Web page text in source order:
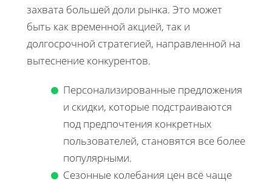
захвата большей доли рынка. Это может
быть как временной акцией, так и
долгосрочной стратегией, направленной на
вытеснение конкурентов.
Персонализированные предложения
и скидки, которые подстраиваются
под предпочтения конкретных
пользователей, становятся все более
популярными.
Сезонные колебания цен всё чаще